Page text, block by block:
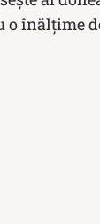
înălțime